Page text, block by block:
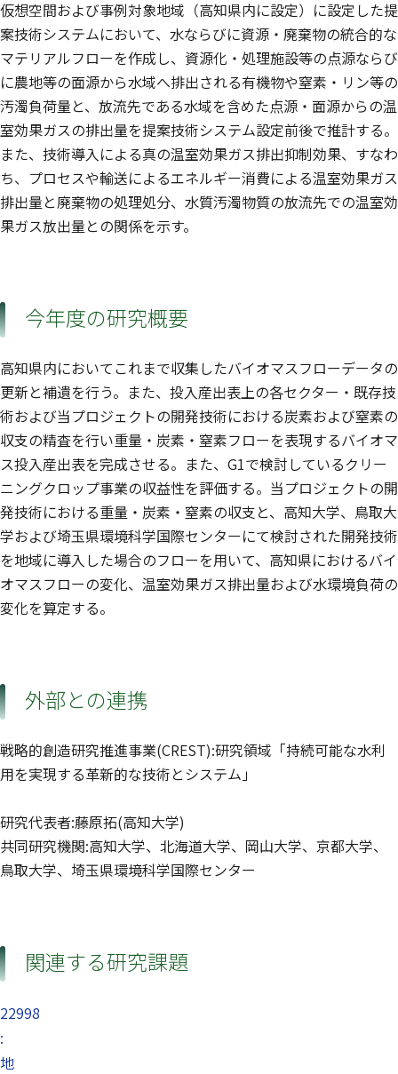
仮想空間および事例対象地域（高知県内に設定）に設定した提
案技術システムにおいて、水ならびに資源・廃棄物の統合的な
マテリアルフローを作成し、資源化・処理施設等の点源ならび
に農地等の面源から水域へ排出される有機物や窒素・リン等の
汚濁負荷量と、放流先である水域を含めた点源・面源からの温
室効果ガスの排出量を提案技術システム設定前後で推計する。
また、技術導入による真の温室効果ガス排出抑制効果、すなわ
ち、プロセスや輸送によるエネルギー消費による温室効果ガス
排出量と廃棄物の処理処分、水質汚濁物質の放流先での温室効
果ガス放出量との関係を示す。
今年度の研究概要
高知県内においてこれまで収集したバイオマスフローデータの
更新と補遺を行う。また、投入産出表上の各セクター・既存技
術および当プロジェクトの開発技術における炭素および窒素の
収支の精査を行い重量・炭素・窒素フローを表現するバイオマ
ス投入産出表を完成させる。また、G1で検討しているクリー
ニングクロップ事業の収益性を評価する。当プロジェクトの開
発技術における重量・炭素・窒素の収支と、高知大学、鳥取大
学および埼玉県環境科学国際センターにて検討された開発技術
を地域に導入した場合のフローを用いて、高知県におけるバイ
オマスフローの変化、温室効果ガス排出量および水環境負荷の
変化を算定する。
外部との連携
戦略的創造研究推進事業(CREST):研究領域「持続可能な水利
用を実現する革新的な技術とシステム」
研究代表者:藤原拓(高知大学)
共同研究機関:高知大学、北海道大学、岡山大学、京都大学、
鳥取大学、埼玉県環境科学国際センター
関連する研究課題
22998
:
地